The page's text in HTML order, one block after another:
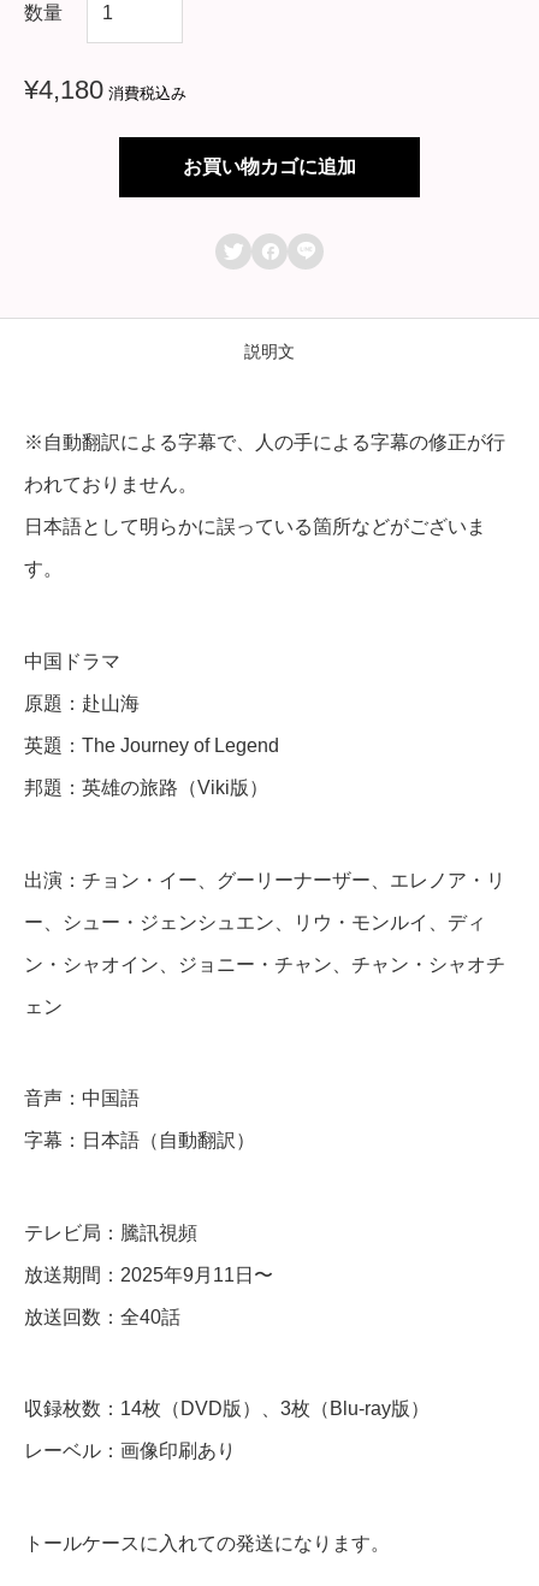
数量
国
ド
J
o
n
e
e
g
e
動
訳
（
修
）
全
¥4,180 消費税込み
お買い物カゴに追加
  
説明文
※自動翻訳による字幕で、人の手による字幕の修正が行
われておりません。
日本語として明らかに誤っている箇所などがございま
す。
中国ドラマ
原題：赴山海
英題：The Journey of Legend
邦題：英雄の旅路（Viki版）
出演：チョン・イー、グーリーナーザー、エレノア・リ
ー、シュー・ジェンシュエン、リウ・モンルイ、ディ
ン・シャオイン、ジョニー・チャン、チャン・シャオチ
ェン
音声：中国語
字幕：日本語（自動翻訳）
テレビ局：騰訊視頻
放送期間：2025年9月11日〜
放送回数：全40話
収録枚数：14枚（DVD版）、3枚（Blu-ray版）
レーベル：画像印刷あり
トールケースに入れての発送になります。